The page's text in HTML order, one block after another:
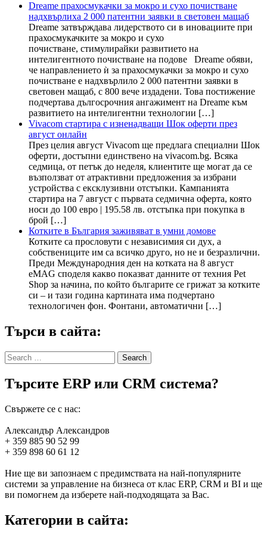
Dreame прахосмукачки за мокро и сухо почистване
надхвърлиха 2 000 патентни заявки в световен мащаб
Dreame затвърждава лидерството си в иновациите при
прахосмукачките за мокро и сухо
почистване, стимулирайки развитието на
интелигентното почистване на подове Dreame обяви,
че направлението ѝ за прахосмукачки за мокро и сухо
почистване е надхвърлило 2 000 патентни заявки в
световен мащаб, с 800 вече издадени. Това постижение
подчертава дългосрочния ангажимент на Dreame към
развитието на интелигентни технологии […]
Vivacom стартира с изненадващи Шок оферти през
август онлайн
През целия август Vivacom ще предлага специални Шок
оферти, достъпни единствено на vivacom.bg. Всяка
седмица, от петък до неделя, клиентите ще могат да се
възползват от атрактивни предложения за избрани
устройства с ексклузивни отстъпки. Кампанията
стартира на 7 август с първата седмична оферта, която
носи до 100 евро | 195.58 лв. отстъпка при покупка в
брой […]
Котките в България заживяват в умни домове
Котките са прословути с независимия си дух, а
собствениците им са всичко друго, но не и безразлични.
Преди Международния ден на котката на 8 август
eMAG споделя какво показват данните от техния Pet
Shop за начина, по който българите се грижат за котките
си – и тази година картината има подчертано
технологичен фон. Фонтани, автоматични […]
Търси в сайта:
Search
for:
Търсите ERP или CRM система?
Свържете се с нас:
Александър Александров
+ 359 885 90 52 99
+ 359 898 60 61 12
Ние ще ви запознаем с предимствата на най-популярните
системи за управление на бизнеса от клас ERP, CRM и BI и ще
ви помогнем да изберете най-подходящата за Вас.
Категории в сайта: